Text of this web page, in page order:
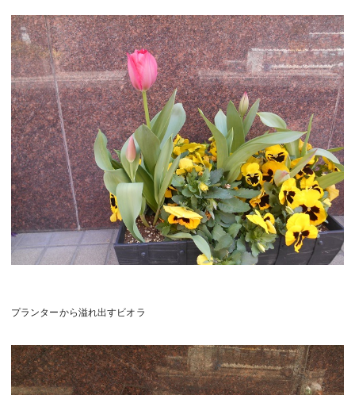
プランターから溢れ出すビオラ